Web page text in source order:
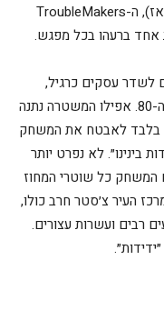
בסוודרים צהובים (כן, זה מה שהיה מודרני אז), ה-TroubleMakers
אחד ברעהו בכל מפגש.
לשדר עסקים כרגיל,
ולערוך משחק ״ידידות״ לקראת סוף שנות ה-80. אפילו המשטרה נתנה
בלבד לאבטח את המשחק
בינינו״. לא נפרט יותר
כל שוטרי המחוז
העיר צ׳סטר חרב כולו,
רבים ועשרות עצורים.